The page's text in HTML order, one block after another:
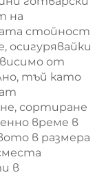
на
стойност
осигурявайки
от
тъй като
сортиране
време в
в размера
в